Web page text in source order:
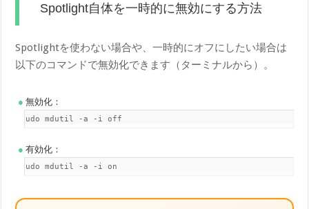
Spotlight自体を一時的に無効にする方法
Spotlightを使わない場合や、一時的にオフにしたい場合は
以下のコマンドで無効化できます（ターミナルから）。
無効化：
sudo mdutil -a -i off
有効化：
sudo mdutil -a -i on